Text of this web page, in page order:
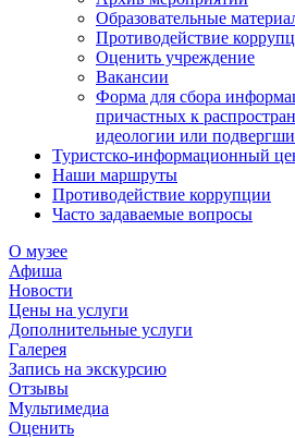
Образовательные
Противодействие
Оценить учреждение
Вакансии
Форма для сбора
причастных к
идеологии или
Туристско-информационный
Наши маршруты
Противодействие коррупции
Часто задаваемые вопросы
О музее
Афиша
Новости
Цены на услуги
Дополнительные услуги
Галерея
Запись на экскурсию
Отзывы
Мультимедиа
Оценить